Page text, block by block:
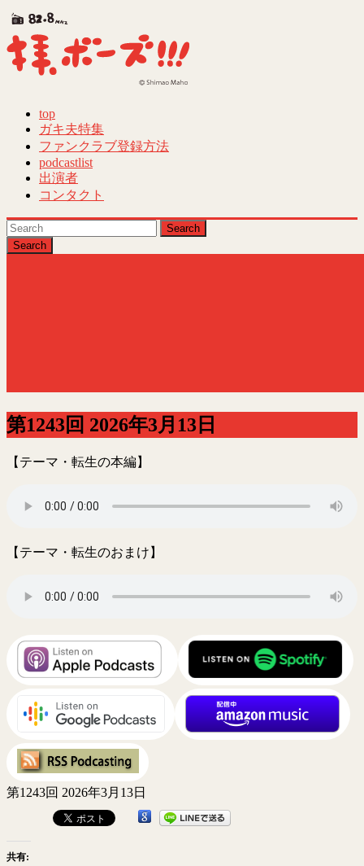
Skip
to
content
拝、
ズ!!!
40
回
賞
受
番
top
ガキ夫特集
ファンクラブ登録方法
podcastlist
出演者
コンタクト
Search
第1243回 2026年3月13日
【テーマ・転生の本編】
【テーマ・転生のおまけ】
第1243回 2026年3月13日
共有: